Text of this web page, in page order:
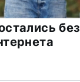
без